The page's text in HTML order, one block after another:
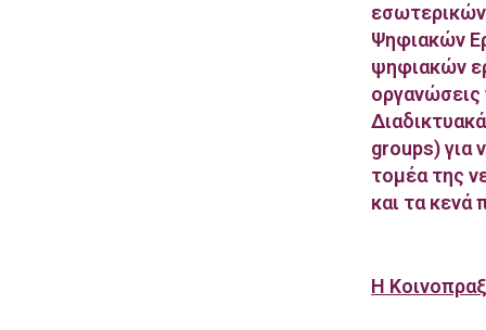
Ψηφιακών
ψηφιακών
groups) για
τομέα της
και τα κενά
Η